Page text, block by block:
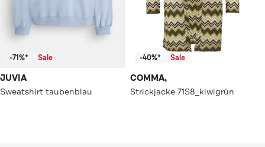
-71%* Sale
JUVIA
Sweatshirt taubenblau
-40%* Sale
COMMA,
Strickjacke 71S8_kiwigrün